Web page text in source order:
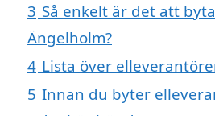
3 Så enkelt är det att
Ängelholm?
4 Lista över
5 Innan du byter